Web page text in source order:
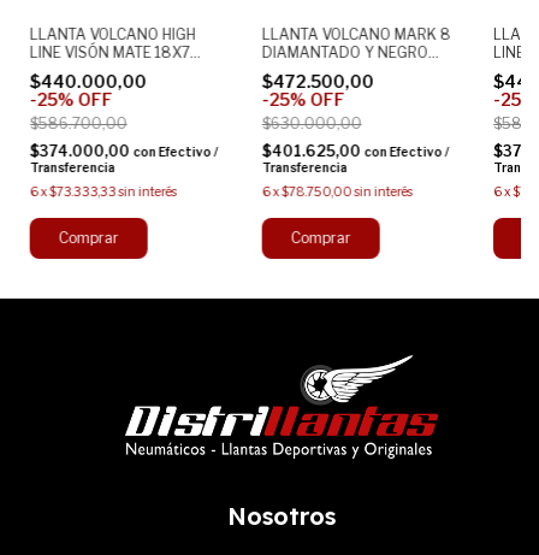
LLANTA VOLCANO HIGH
LINE VISÓN MATE 18X7
5X112
$440.000,00
-25% OFF
$586.700,00
$374.000,00 con Efectivo /
Transferencia
6x$73.333,33 sin interés
LLANTA VOLCANO MARK 8
DIAMANTADO Y NEGRO
18X7 5X112
$472.500,00
-25% OFF
$630.000,00
$401.625,00 con Efectivo /
Transferencia
6x$78.750,00 sin interés
LINE
5X100
-25
6x
Nosotros